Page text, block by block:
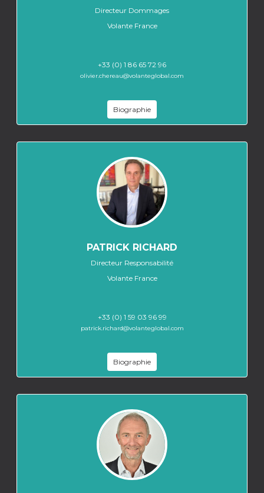
Directeur Dommages
Volante France
+33 (0) 1 86 65 72 96
olivier.chereau@volanteglobal.com
Biographie
PATRICK RICHARD
Directeur Responsabilité
Volante France
+33 (0) 1 59 03 96 99
patrick.richard@volanteglobal.com
Biographie